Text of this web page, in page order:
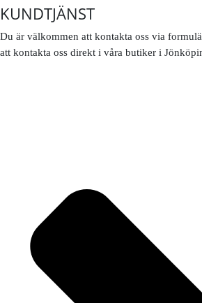
KUNDTJÄNST
Du är välkommen att kontakta oss via
att kontakta oss direkt i våra butiker i